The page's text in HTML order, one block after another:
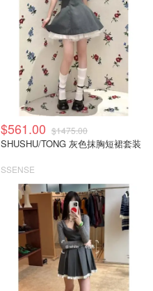
$561.00 $1475.00
SHUSHU/TONG 灰色抹胸短裙套装
SSENSE